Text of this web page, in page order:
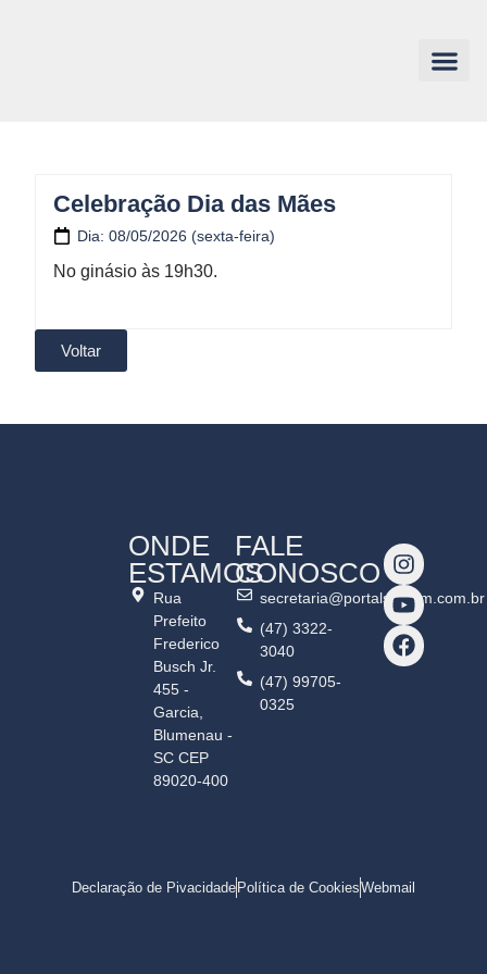
Celebração Dia das Mães
Dia: 08/05/2026 (sexta-feira)
No ginásio às 19h30.
Voltar
ONDE
ESTAMOS
Rua
Prefeito
Frederico
Busch Jr.
455 -
Garcia,
Blumenau -
SC CEP
89020-400
FALE
CONOSCO
secretaria@portalshalom.com.br
(47) 3322-
3040
(47) 99705-
0325
Declaração de Pivacidade Política de CookiesWebmail